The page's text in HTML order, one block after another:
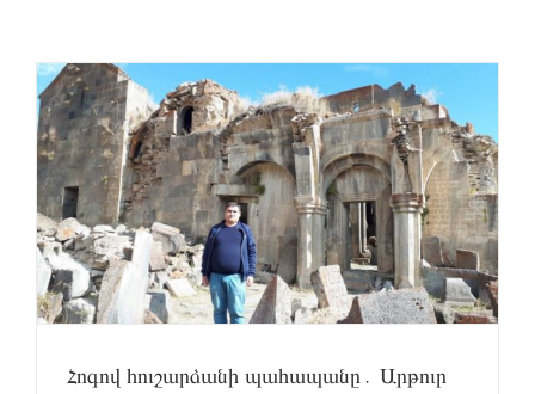
Հոգով հուշարձանի պահապանը․ Արթուր